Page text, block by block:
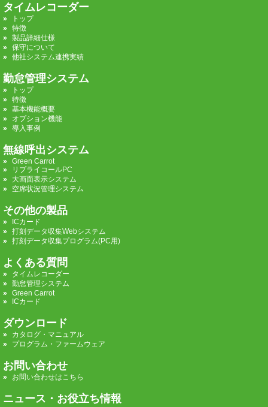
タイムレコーダー
トップ
特徴
製品詳細仕様
保守について
他社システム連携実績
勤怠管理システム
トップ
特徴
基本機能概要
オプション機能
導入事例
無線呼出システム
Green Carrot
リプライコールPC
大画面表示システム
空席状況管理システム
その他の製品
ICカード
打刻データ収集Webシステム
打刻データ収集プログラム(PC用)
よくある質問
タイムレコーダー
勤怠管理システム
Green Carrot
ICカード
ダウンロード
カタログ・マニュアル
プログラム・ファームウェア
お問い合わせ
お問い合わせはこちら
ニュース・お役立ち情報